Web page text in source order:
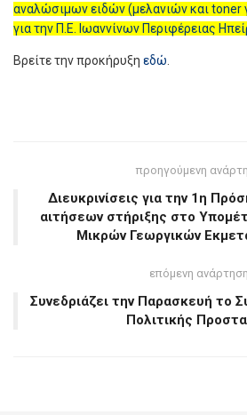
αναλώσιμων ειδών (μελανιών και toner
για την Π.Ε. Ιωαννίνων Περιφέρειας
Βρείτε την προκήρυξη εδώ
προηγούμενη
Διευκρινίσεις για την 1η
αιτήσεων στήριξης στο
Μικρών Γεωργικών
επόμενη ανάρτηση
Συνεδριάζει την Παρασκευή το
Πολιτικής